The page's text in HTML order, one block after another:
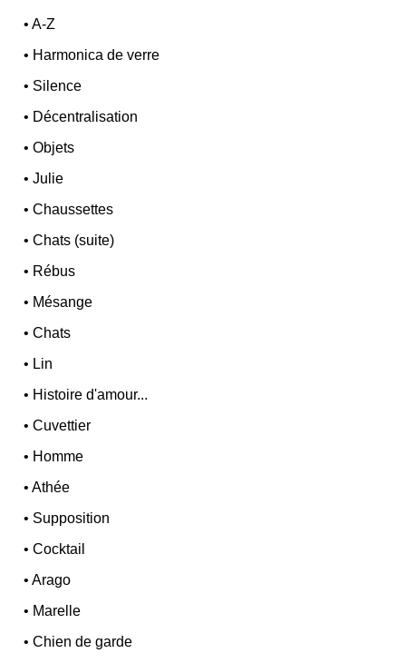
•A-Z
• Harmonica de verre
• Silence
• Décentralisation
•Objets
•Julie
•Chaussettes
•Chats (suite)
• Rébus
• Mésange
•Chats
• Lin
• Histoire d'amour...
•Cuvettier
• Homme
•Athée
• Supposition
•Cocktail
•Arago
• Marelle
•Chien de garde